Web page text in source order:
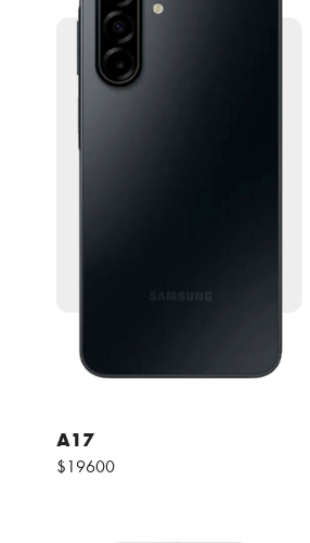
A17
$19600